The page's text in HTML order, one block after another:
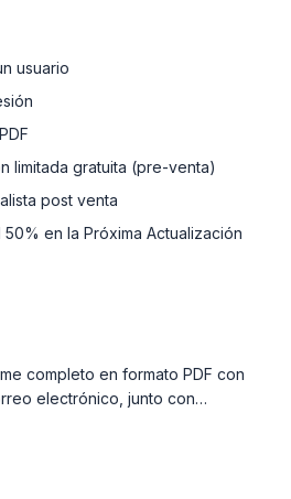
usuario
limitada gratuita (pre-venta)
post venta
en la Próxima Actualización
completo en formato PDF con
electrónico, junto con
de nuestros analistas. Para
consulte la tabla de precios a